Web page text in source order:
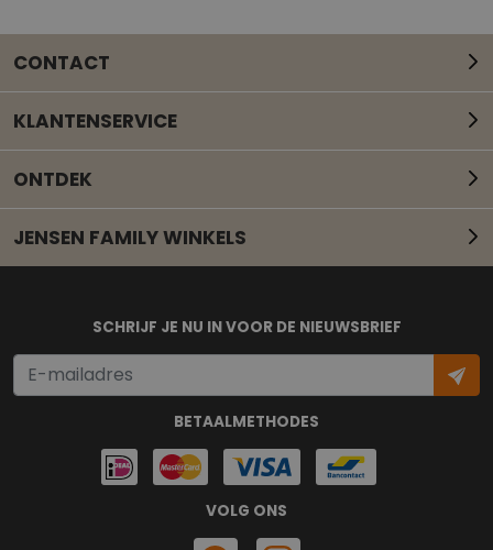
CONTACT
Mail onze klantenservice
KLANTENSERVICE
ONTDEK
JENSEN FAMILY WINKELS
BETAALMETHODES
SCHRIJF JE NU IN VOOR DE NIEUWSBRIEF
VOLG ONS